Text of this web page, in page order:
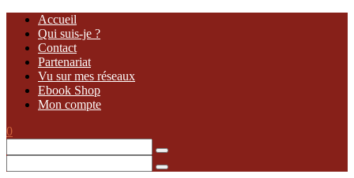
Accueil
Qui suis-je ?
Contact
Partenariat
Vu sur mes réseaux
Ebook Shop
Mon compte
0